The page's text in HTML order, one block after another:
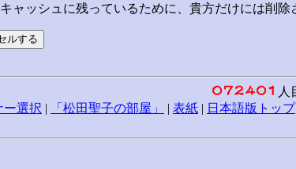
ャッシュに残っているために、貴方だけには削
人
ー選択 | 「松田聖子の部屋」 | 表紙 | 日本語版トップ